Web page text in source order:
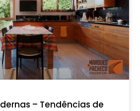
– Tendências de